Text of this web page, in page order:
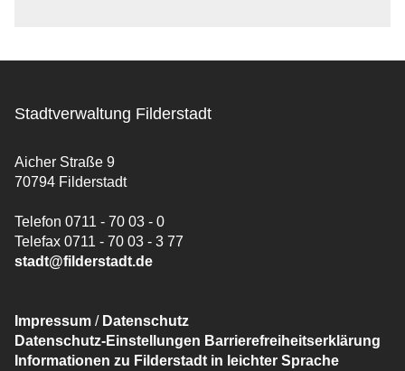
Stadtverwaltung Filderstadt
Aicher Straße 9
70794 Filderstadt
Telefon 0711 - 70 03 - 0
Telefax 0711 - 70 03 - 3 77
stadt@filderstadt.de
Impressum / Datenschutz
Datenschutz-Einstellungen Barrierefreiheitserklärung
Informationen zu Filderstadt in leichter Sprache